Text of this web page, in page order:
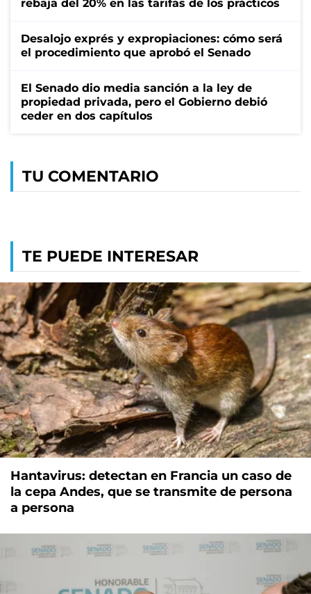
rebaja del 20% en las tarifas de los prácticos
Desalojo exprés y expropiaciones: cómo será
el procedimiento que aprobó el Senado
El Senado dio media sanción a la ley de
propiedad privada, pero el Gobierno debió
ceder en dos capítulos
TU COMENTARIO
TE PUEDE INTERESAR
Hantavirus: detectan en Francia un caso de
la cepa Andes, que se transmite de persona
a persona